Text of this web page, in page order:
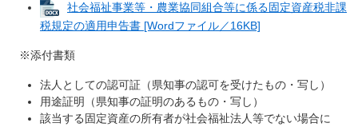
社会福祉事業等・農業協同組合等に係る固定資産税非課
税規定の適用申告書 [Wordファイル／16KB]
※添付書類
法人としての認可証（県知事の認可を受けたもの・写し）
用途証明（県知事の証明のあるもの・写し）
該当する固定資産の所有者が社会福祉法人等でない場合に